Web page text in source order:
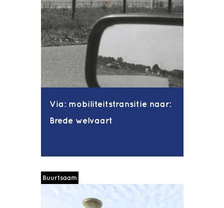
Via: mobiliteitstransitie naar:
Brede welvaart
Buurtsaam